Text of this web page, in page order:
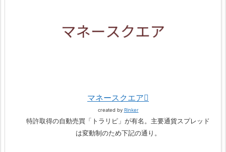
マネースクエア
created by Rinker
特許取得の自動売買「トラリピ」が有名。主要通貨スプレッド
は変動制のため下記の通り。